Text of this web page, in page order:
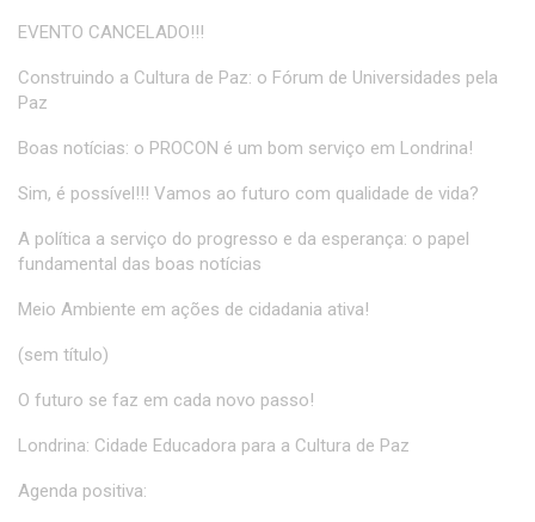
EVENTO CANCELADO!!!
Construindo a Cultura de Paz: o Fórum de Universidades pela
Paz
Boas notícias: o PROCON é um bom serviço em Londrina!
Sim, é possível!!! Vamos ao futuro com qualidade de vida?
A política a serviço do progresso e da esperança: o papel
fundamental das boas notícias
Meio Ambiente em ações de cidadania ativa!
(sem título)
O futuro se faz em cada novo passo!
Londrina: Cidade Educadora para a Cultura de Paz
Agenda positiva: